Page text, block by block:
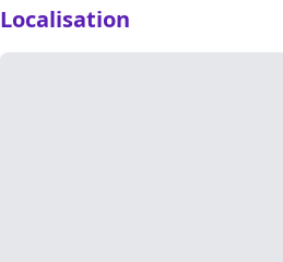
Localisation